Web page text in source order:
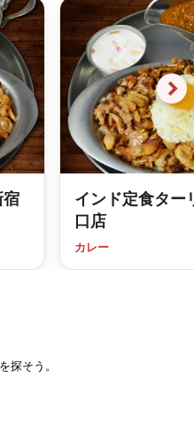
インド定食ター
口店
カレー
探そう。